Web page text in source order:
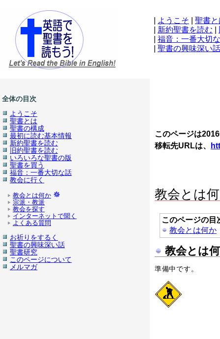
ようこそ
聖書と
新約聖書を読む
福音：一番大切
聖書の興味深い話
全体の目次
ようこそ
聖書とは
聖書の構成
最初に読む基本情報
新約聖書を読む
旧約聖書を読む
いろいろな聖書の版
聖書を買う
福音：一番大切な話
教会に行く
教会とは何か
宗派・教派
教会を探す
インターネットで聞く
よくある質問
お祈りをするく
聖書の興味深い話
聖書研究
このページについて
メルマガ
このページは
移転先URLは、
教会とは
このページの目
教会とは何か
教会とは
準備中です。